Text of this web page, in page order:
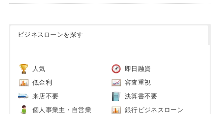
ビジネスローンを探す
人気 即日融資
低金利 審査重視
来店不要 決算書不要
個人事業主・自営業 銀行ビジネスローン